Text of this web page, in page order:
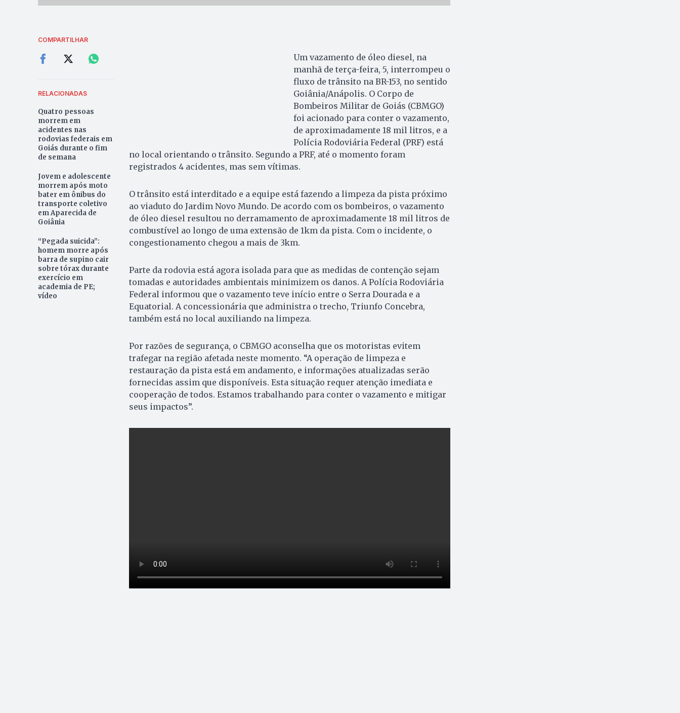
COMPARTILHAR
RELACIONADAS
Quatro pessoas
morrem em
acidentes nas
rodovias federais em
Goiás durante o fim
de semana
Jovem e adolescente
morrem após moto
bater em ônibus do
transporte coletivo
em Aparecida de
Goiânia
“Pegada suicida”:
homem morre após
barra de supino cair
sobre tórax durante
exercício em
academia de PE;
vídeo
Um vazamento de óleo diesel, na
manhã de terça-feira, 5, interrompeu o
fluxo de trânsito na BR-153, no sentido
Goiânia/Anápolis. O Corpo de
Bombeiros Militar de Goiás (CBMGO)
foi acionado para conter o vazamento,
de aproximadamente 18 mil litros, e a
Polícia Rodoviária Federal (PRF) está
no local orientando o trânsito. Segundo a PRF, até o momento foram
registrados 4 acidentes, mas sem vítimas.
O trânsito está interditado e a equipe está fazendo a limpeza da pista próximo
ao viaduto do Jardim Novo Mundo. De acordo com os bombeiros, o vazamento
de óleo diesel resultou no derramamento de aproximadamente 18 mil litros de
combustível ao longo de uma extensão de 1km da pista. Com o incidente, o
congestionamento chegou a mais de 3km.
Parte da rodovia está agora isolada para que as medidas de contenção sejam
tomadas e autoridades ambientais minimizem os danos. A Polícia Rodoviária
Federal informou que o vazamento teve início entre o Serra Dourada e a
Equatorial. A concessionária que administra o trecho, Triunfo Concebra,
também está no local auxiliando na limpeza.
Por razões de segurança, o CBMGO aconselha que os motoristas evitem
trafegar na região afetada neste momento. “A operação de limpeza e
restauração da pista está em andamento, e informações atualizadas serão
fornecidas assim que disponíveis. Esta situação requer atenção imediata e
cooperação de todos. Estamos trabalhando para conter o vazamento e mitigar
seus impactos”.